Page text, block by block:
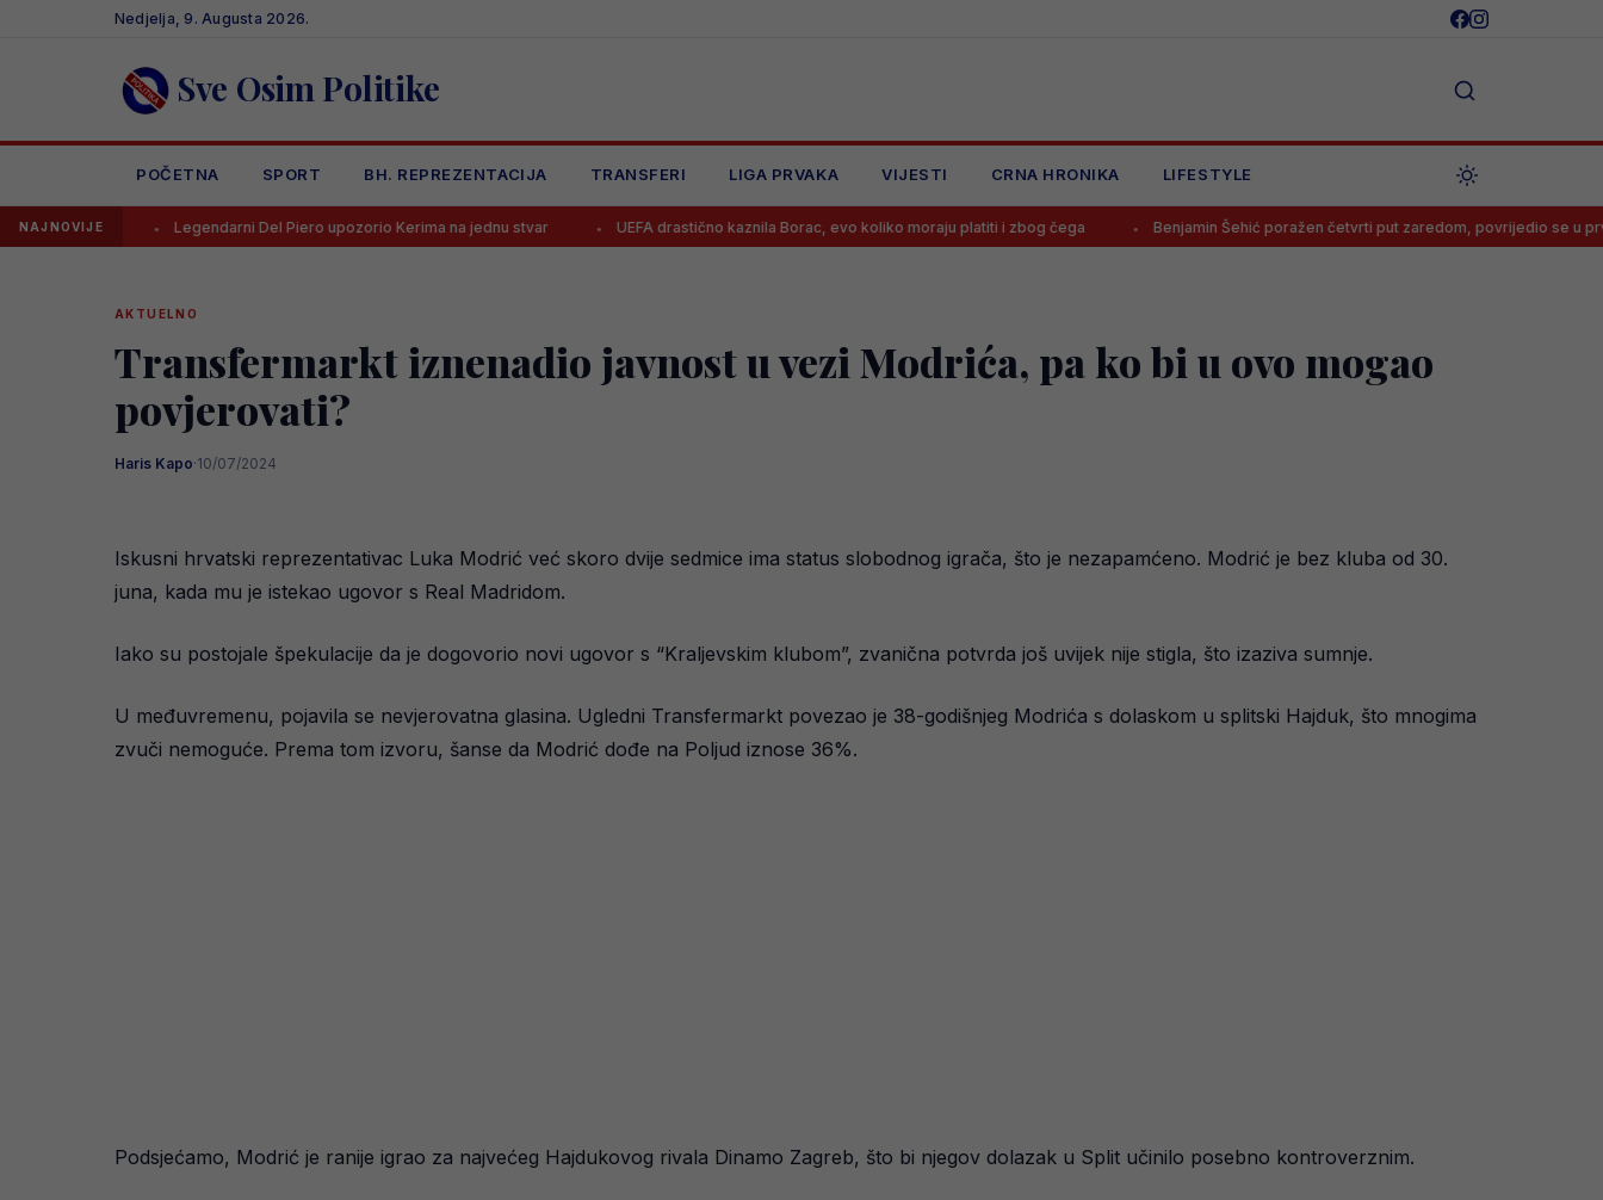
Nedjelja, 9. Augusta 2026.
Sve Osim Politike
POČETNA SPORT BH. REPREZENTACIJA TRANSFERI LIGA PRVAKA VIJESTI CRNA HRONIKA LIFESTYLE
NAJNOVIJELegendarni Del Piero upozorio Kerima na jednu stvar UEFA drastično kaznila Borac, evo koliko moraju platiti i zbog čega Benjamin Šehić poražen četvrti put zaredom, povrijedio se u prvoj rundi
AKTUELNO
Transfermarkt iznenadio javnost u vezi Modrića, pa ko bi u ovo mogao
povjerovati?
Haris Kapo·10/07/2024
Iskusni hrvatski reprezentativac Luka Modrić već skoro dvije sedmice ima status slobodnog igrača, što je nezapamćeno. Modrić je bez kluba od 30.
juna, kada mu je istekao ugovor s Real Madridom.
Iako su postojale špekulacije da je dogovorio novi ugovor s “Kraljevskim klubom”, zvanična potvrda još uvijek nije stigla, što izaziva sumnje.
U međuvremenu, pojavila se nevjerovatna glasina. Ugledni Transfermarkt povezao je 38-godišnjeg Modrića s dolaskom u splitski Hajduk, što mnogima
zvuči nemoguće. Prema tom izvoru, šanse da Modrić dođe na Poljud iznose 36%.
Podsjećamo, Modrić je ranije igrao za najvećeg Hajdukovog rivala Dinamo Zagreb, što bi njegov dolazak u Split učinilo posebno kontroverznim.